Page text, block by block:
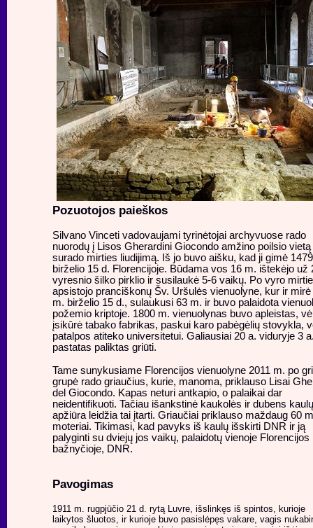
Pozuotojos paieškos
Silvano Vinceti vadovaujami tyrinėtojai archyvuose rado
nuorodų į Lisos Gherardini Giocondo amžino poilsio vietą
surado mirties liudijimą. Iš jo buvo aišku, kad ji gimė
birželio 15 d. Florencijoje. Būdama vos 16 m. ištekėjo už
vyresnio šilko pirklio ir susilaukė 5-6 vaikų. Po vyro
apsistojo pranciškonų Šv. Uršulės vienuolyne, kur ir mirė
m. birželio 15 d., sulaukusi 63 m. ir buvo palaidota
požemio kriptoje. 1800 m. vienuolynas buvo apleistas,
įsikūrė tabako fabrikas, paskui karo pabėgėlių stovykla,
patalpos atiteko universitetui. Galiausiai 20 a. viduryje 3
pastatas paliktas griūti.
Tame sunykusiame Florencijos vienuolyne 2011 m. po
grupė rado griaučius, kurie, manoma, priklauso Lisai
del Giocondo. Kapas neturi antkapio, o palaikai dar
neidentifikuoti. Tačiau išankstinė kaukolės ir dubens kaulų
apžiūra leidžia tai įtarti. Griaučiai priklauso maždaug 60
moteriai. Tikimasi, kad pavyks iš kaulų išskirti DNR ir ją
palyginti su dviejų jos vaikų, palaidotų vienoje Florencijos
bažnyčioje, DNR.
Pavogimas
1911 m. rugpjūčio 21 d. rytą Luvre, išslinkęs iš spintos, kurioje
laikytos šluotos, ir kurioje buvo pasislėpęs vakare, vagis